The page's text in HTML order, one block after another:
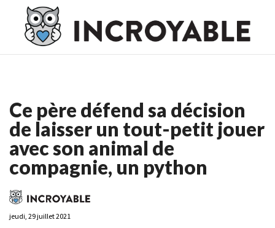
Casino En Ligne France
Casino En Ligne France
Ligne
Ce père défend sa décision
de laisser un tout-petit jouer
avec son animal de
compagnie, un python
jeudi, 29 juillet 2021